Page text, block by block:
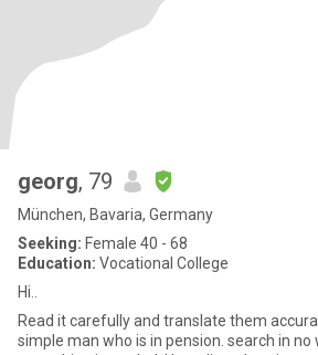
georg, 79
München, Bavaria, Germany
Seeking: Female 40 - 68
Education: Vocational College
Hi..
Read it carefully and translate them accurately. I am a
simple man who is in pension. search in no